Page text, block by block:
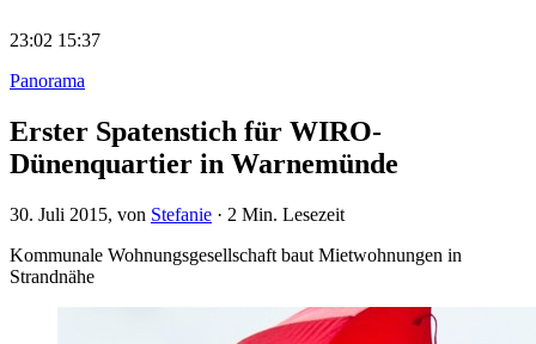
23:02 15:37
Panorama
Erster Spatenstich für WIRO-
Dünenquartier in Warnemünde
30. Juli 2015, von Stefanie · 2 Min. Lesezeit
Kommunale Wohnungsgesellschaft baut Mietwohnungen in
Strandnähe